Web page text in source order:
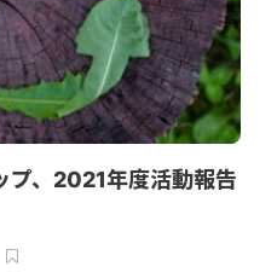
プ、2021年度活動報告